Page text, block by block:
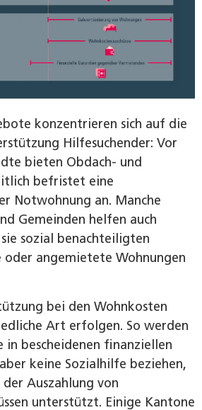
konzentrieren sich auf die
Hilfesuchender: Vor
bieten Obdach- und
befristet eine
Notwohnung an. Manche
Gemeinden helfen auch
sozial benachteiligten
oder angemietete Wohnungen
bei den Wohnkosten
Art erfolgen. So werden
in bescheidenen finanziellen
keine Sozialhilfe beziehen,
Auszahlung von
unterstützt. Einige Kantone